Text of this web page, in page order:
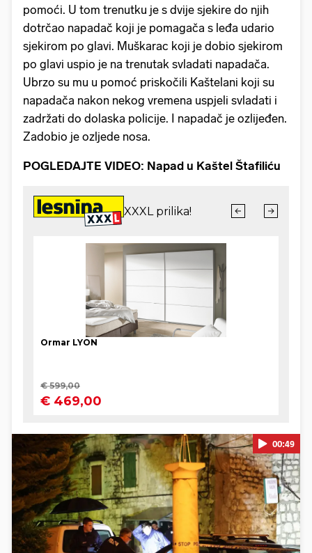
pomoći. U tom trenutku je s dvije sjekire do njih
dotrčao napadač koji je pomagača s leđa udario
sjekirom po glavi. Muškarac koji je dobio sjekirom
po glavi uspio je na trenutak svladati napadača.
Ubrzo su mu u pomoć priskočili Kaštelani koji su
napadača nakon nekog vremena uspjeli svladati i
zadržati do dolaska policije. I napadač je ozlijeđen.
Zadobio je ozljede nosa.
POGLEDAJTE VIDEO: Napad u Kaštel Štafiliću
Pokretanje videa...
00:49